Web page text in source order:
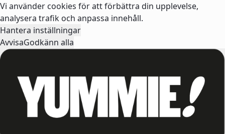
Vi använder cookies för att förbättra din upplevelse,
analysera trafik och anpassa innehåll.
Hantera inställningar
AvvisaGodkänn alla